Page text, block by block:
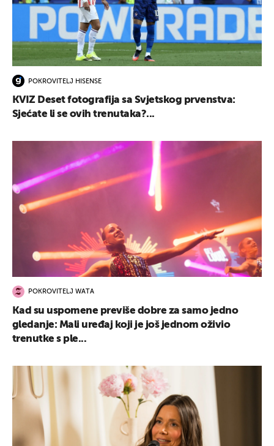
POKROVITELJ HISENSE
KVIZ Deset fotografija sa Svjetskog prvenstva:
Sjećate li se ovih trenutaka?...
POKROVITELJ WATA
Kad su uspomene previše dobre za samo jedno
gledanje: Mali uređaj koji je još jednom oživio
trenutke s ple...